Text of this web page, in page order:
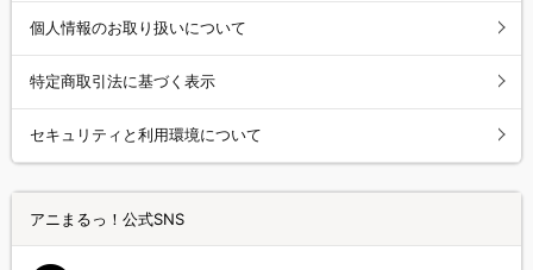
個人情報のお取り扱いについて
特定商取引法に基づく表示
セキュリティと利用環境について
アニまるっ！公式SNS